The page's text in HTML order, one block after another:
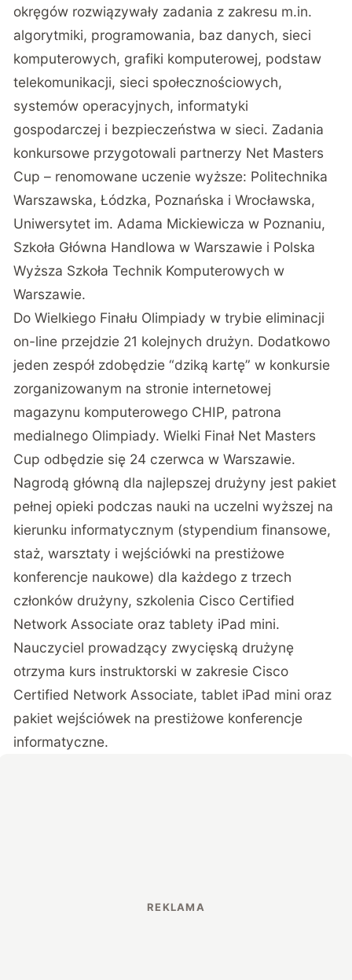
okręgów rozwiązywały zadania z zakresu m.in.
algorytmiki, programowania, baz danych, sieci
komputerowych, grafiki komputerowej, podstaw
telekomunikacji, sieci społecznościowych,
systemów operacyjnych, informatyki
gospodarczej i bezpieczeństwa w sieci. Zadania
konkursowe przygotowali partnerzy Net Masters
Cup – renomowane uczenie wyższe: Politechnika
Warszawska, Łódzka, Poznańska i Wrocławska,
Uniwersytet im. Adama Mickiewicza w Poznaniu,
Szkoła Główna Handlowa w Warszawie i Polska
Wyższa Szkoła Technik Komputerowych w
Warszawie.
Do Wielkiego Finału Olimpiady w trybie eliminacji
on-line przejdzie 21 kolejnych drużyn. Dodatkowo
jeden zespół zdobędzie “dziką kartę” w konkursie
zorganizowanym na stronie internetowej
magazynu komputerowego CHIP, patrona
medialnego Olimpiady. Wielki Finał Net Masters
Cup odbędzie się 24 czerwca w Warszawie.
Nagrodą główną dla najlepszej drużyny jest pakiet
pełnej opieki podczas nauki na uczelni wyższej na
kierunku informatycznym (stypendium finansowe,
staż, warsztaty i wejściówki na prestiżowe
konferencje naukowe) dla każdego z trzech
członków drużyny, szkolenia Cisco Certified
Network Associate oraz tablety iPad mini.
Nauczyciel prowadzący zwycięską drużynę
otrzyma kurs instruktorski w zakresie Cisco
Certified Network Associate, tablet iPad mini oraz
pakiet wejściówek na prestiżowe konferencje
informatyczne.